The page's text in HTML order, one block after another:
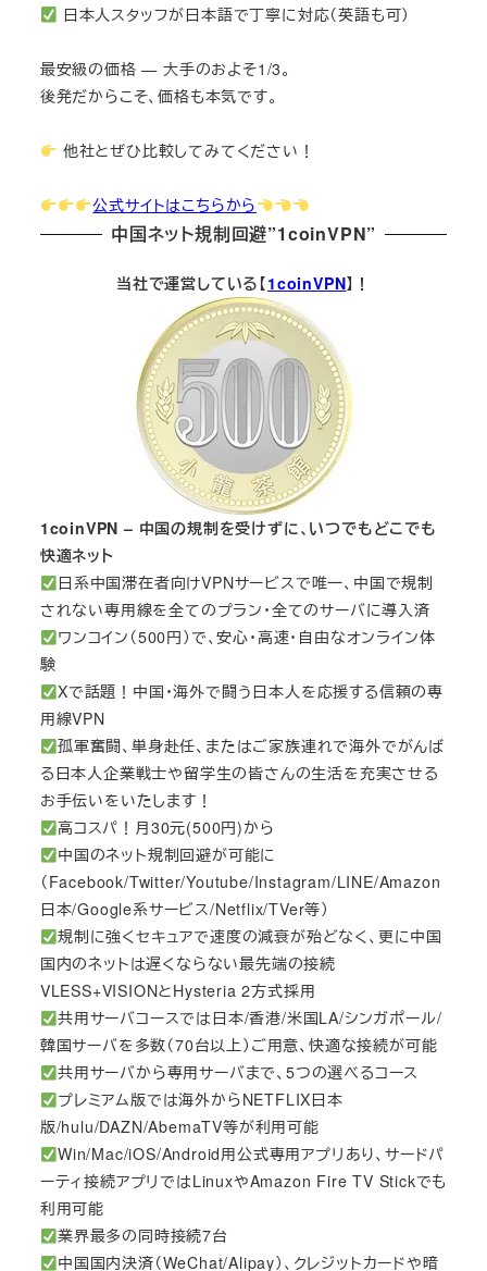
日本人スタッフが日本語で丁寧に対応（英語も可）
最安級の価格 — 大手のおよそ1/3。
後発だからこそ、価格も本気です。
他社とぜひ比較してみてください！
公式サイトはこちらから
中国ネット規制回避”1coinVPN”
当社で運営している【1coinVPN】！
1coinVPN – 中国の規制を受けずに、いつでもどこでも
快適ネット
日系中国滞在者向けVPNサービスで唯一、中国で規制
されない専用線を全てのプラン・全てのサーバに導入済
ワンコイン（500円）で、安心・高速・自由なオンライン体
験
Xで話題！中国・海外で闘う日本人を応援する信頼の専
用線VPN
孤軍奮闘、単身赴任、またはご家族連れで海外でがんば
る日本人企業戦士や留学生の皆さんの生活を充実させる
お手伝いをいたします！
高コスパ！月30元(500円)から
中国のネット規制回避が可能に
（Facebook/Twitter/Youtube/Instagram/LINE/Amazon
日本/Google系サービス/Netflix/TVer等）
規制に強くセキュアで速度の減衰が殆どなく、更に中国
国内のネットは遅くならない最先端の接続
VLESS+VISIONとHysteria 2方式採用
共用サーバコースでは日本/香港/米国LA/シンガポール/
韓国サーバを多数（70台以上）ご用意、快適な接続が可能
共用サーバから専用サーバまで、5つの選べるコース
プレミアム版では海外からNETFLIX日本
版/hulu/DAZN/AbemaTV等が利用可能
Win/Mac/iOS/Android用公式専用アプリあり、サードパ
ーティ接続アプリではLinuxやAmazon Fire TV Stickでも
利用可能
業界最多の同時接続7台
中国国内決済（WeChat/Alipay）、クレジットカードや暗